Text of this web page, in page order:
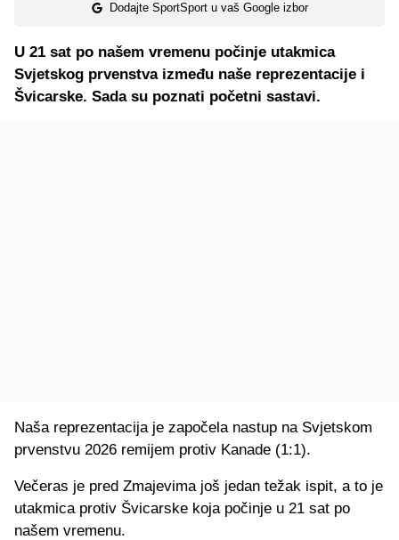
Dodajte SportSport u vaš Google izbor
U 21 sat po našem vremenu počinje utakmica
Svjetskog prvenstva između naše reprezentacije i
Švicarske. Sada su poznati početni sastavi.
Naša reprezentacija je započela nastup na Svjetskom
prvenstvu 2026 remijem protiv Kanade (1:1).
Večeras je pred Zmajevima još jedan težak ispit, a to je
utakmica protiv Švicarske koja počinje u 21 sat po
našem vremenu.